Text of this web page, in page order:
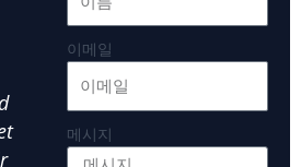
equipment at an
affordable price
is crucial.Hefei
JUEXIN has been
our go-to used
excavator
이메일
메시지